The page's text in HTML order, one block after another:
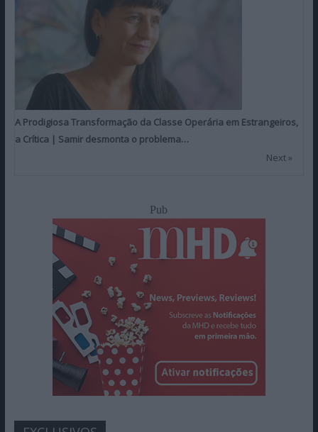
A Prodigiosa Transformação da Classe Operária em Estrangeiros,
a Crítica | Samir desmonta o problema…
Next »
Pub